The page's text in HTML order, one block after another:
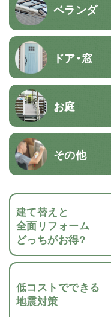
ベランダ
ドア・窓
お庭
その他
建て替えと
全面リフォーム
どっちがお得?
低コストでできる
地震対策